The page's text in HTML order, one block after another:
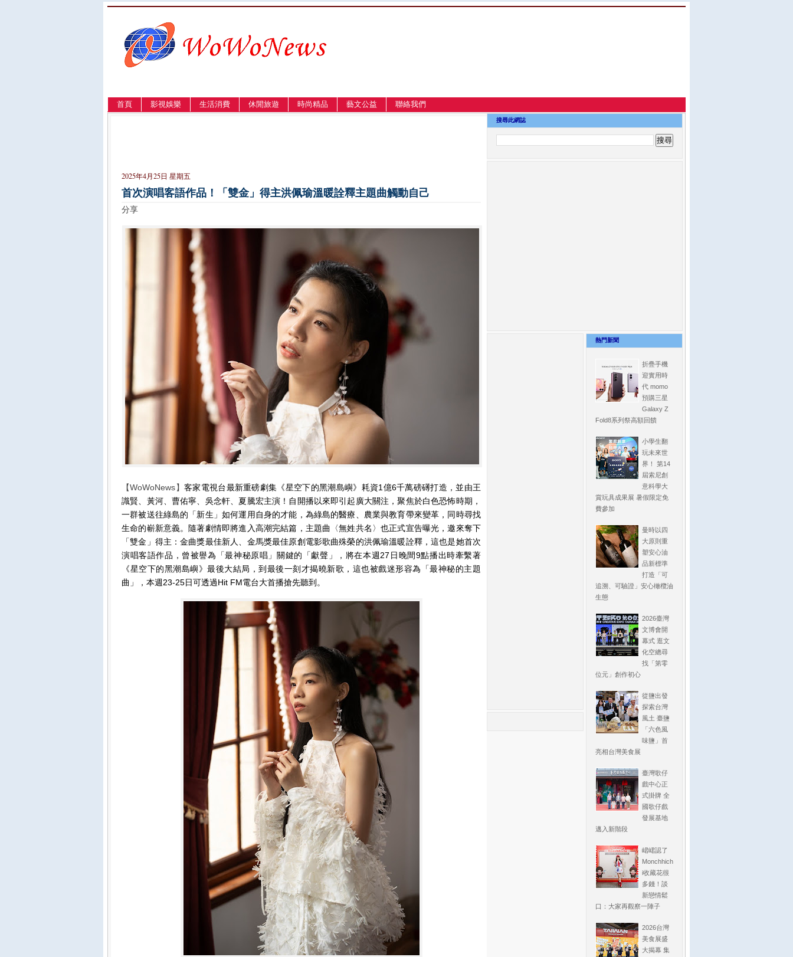
首頁 影視娛樂 生活消費 休閒旅遊 時尚精品 藝文公益 聯絡我們
2025年4月25日 星期五
首次演唱客語作品！「雙金」得主洪佩瑜溫暖詮釋主題曲觸動自己
分享
【WoWoNews】 客家電視台最新重磅劇集《星空下的黑潮島嶼》耗資1億6千萬磅礡打造，並由王
識賢、黃河、曹佑寧、吳念軒、夏騰宏主演！自開播以來即引起廣大關注，聚焦於白色恐怖時期，
一群被送往綠島的「新生」如何運用自身的才能，為綠島的醫療、農業與教育帶來變革，同時尋找
生命的嶄新意義。隨著劇情即將進入高潮完結篇，主題曲〈無姓共名〉也正式宣告曝光，邀來奪下
「雙金」得主：金曲獎最佳新人、金馬獎最佳原創電影歌曲殊榮的洪佩瑜溫暖詮釋，這也是她首次
演唱客語作品，曾被譽為「最神秘原唱」關鍵的「獻聲」，將在本週27日晚間9點播出時牽繫著
《星空下的黑潮島嶼》最後大結局，到最後一刻才揭曉新歌，這也被戲迷形容為「最神秘的主題
曲」，本週23-25日可透過Hit FM電台大首播搶先聽到。
搜尋此網誌
熱門新聞
折疊手機
迎實用時
代 momo
預購三星
Galaxy Z
Fold8系列祭高額回饋
小學生翻
玩未來世
界！ 第14
屆索尼創
意科學大
賞玩具成果展 暑假限定免
費參加
曼時以四
大原則重
塑安心油
品新標準
打造「可
追溯、可驗證」安心橄欖油
生態
2026臺灣
文博會開
幕式 逛文
化空總尋
找「第零
位元」創作初心
從鹽出發
探索台灣
風土 臺鹽
「六色風
味鹽」首
亮相台灣美食展
臺灣歌仔
戲中心正
式掛牌 全
國歌仔戲
發展基地
邁入新階段
峮峮認了
Monchhich
i收藏花很
多錢！談
新戀情鬆
口：大家再觀察一陣子
2026台灣
美食展盛
大揭幕 集